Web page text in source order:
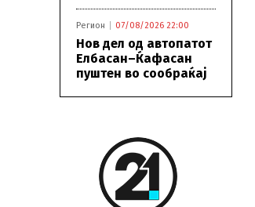
Регион 07/08/2026 22:00
Нов дел од автопатот
Елбасан–Ќафасан
пуштен во сообраќај